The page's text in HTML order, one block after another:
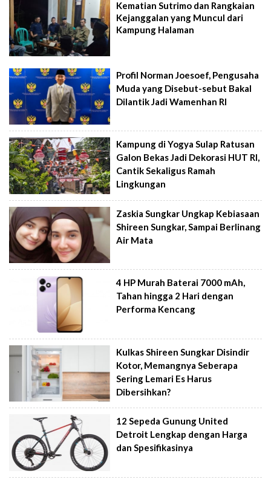
Kematian Sutrimo dan Rangkaian
Kejanggalan yang Muncul dari
Kampung Halaman
Profil Norman Joesoef, Pengusaha
Muda yang Disebut-sebut Bakal
Dilantik Jadi Wamenhan RI
Kampung di Yogya Sulap Ratusan
Galon Bekas Jadi Dekorasi HUT RI,
Cantik Sekaligus Ramah
Lingkungan
Zaskia Sungkar Ungkap Kebiasaan
Shireen Sungkar, Sampai Berlinang
Air Mata
4 HP Murah Baterai 7000 mAh,
Tahan hingga 2 Hari dengan
Performa Kencang
Kulkas Shireen Sungkar Disindir
Kotor, Memangnya Seberapa
Sering Lemari Es Harus
Dibersihkan?
12 Sepeda Gunung United
Detroit Lengkap dengan Harga
dan Spesifikasinya